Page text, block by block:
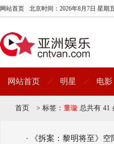
网站首页 北京时间： 2026年8月7日 星期
网站首页 明星 电影
首页 > 标签： 董璇 总共有 41
· 《拆案：黎明将至》空